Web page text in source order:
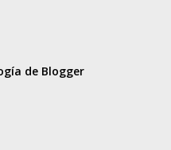
Su trabajo consiste
de Blogger